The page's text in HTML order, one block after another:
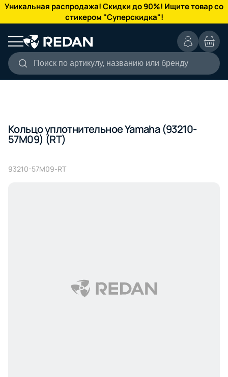
Уникальная распродажа! Скидки до 90%! Ищите товар со
стикером "Суперскидка"!
Поиск по артикулу, названию или бренду
КАТАЛОГ
Кольцо уплотнительное Yamaha (93210-
57M09) (RT)
93210-57M09-RT